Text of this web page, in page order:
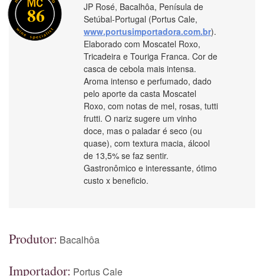
86
JP Rosé, Bacalhôa, Penísula de
Setúbal-Portugal (Portus Cale,
www.portusimportadora.com.br).
Elaborado com Moscatel Roxo,
Tricadeira e Touriga Franca. Cor de
casca de cebola mais intensa.
Aroma intenso e perfumado, dado
pelo aporte da casta Moscatel
Roxo, com notas de mel, rosas, tutti
frutti. O nariz sugere um vinho
doce, mas o paladar é seco (ou
quase), com textura macia, álcool
de 13,5% se faz sentir.
Gastronômico e interessante, ótimo
custo x beneficio.
Produtor: Bacalhôa
Importador: Portus Cale